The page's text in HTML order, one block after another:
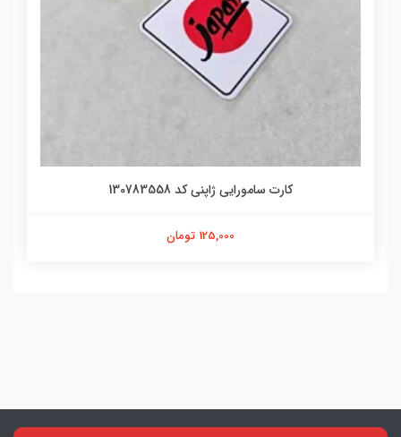
کارت سامورایی ژاپنی کد 130783558
125,000 تومان